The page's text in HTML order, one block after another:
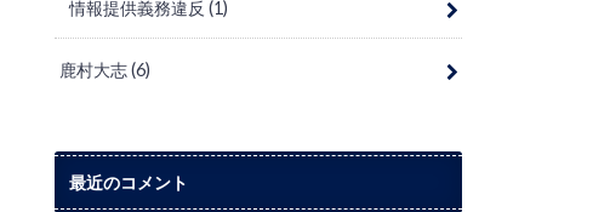
情報提供義務違反 (1)
鹿村大志(6)
最近のコメント